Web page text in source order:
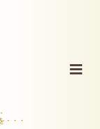
・・・